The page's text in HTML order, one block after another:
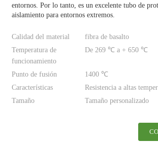
entornos. Por lo tanto, es un excelente tubo de
aislamiento para entornos extremos.
Calidad del material
fibra de basalto
Temperatura de
funcionamiento
De 269 ℃ a + 650 ℃
Punto de fusión
1400 ℃
Características
Resistencia a altas
Tamaño
Tamaño personalizado